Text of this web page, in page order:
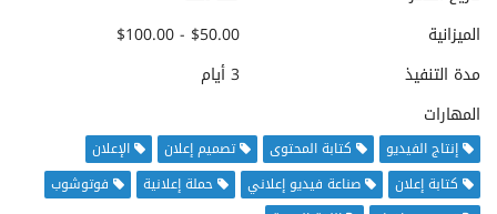
الميزانية
$50.00 - $100.00
مدة التنفيذ
3 أيام
المهارات
إنتاج الفيديو كتابة المحتوى تصميم إعلان
الإعلان
كتابة إعلان
صناعة فيديو إعلاني حملة إعلانية
فوتوشوب